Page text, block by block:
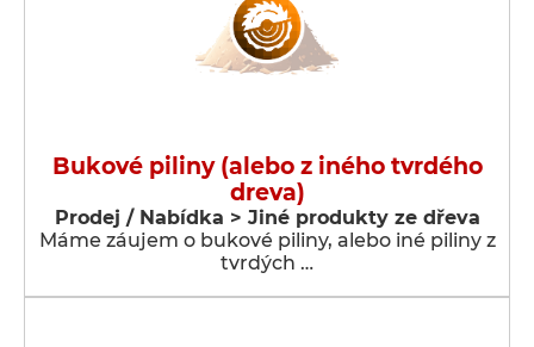
Bukové piliny (alebo z iného tvrdého
dreva)
Prodej / Nabídka > Jiné produkty ze dřeva
Máme záujem o bukové piliny, alebo iné piliny z
tvrdých …